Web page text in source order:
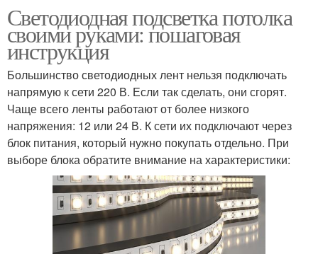
Светодиодная подсветка потолка
своими руками: пошаговая
инструкция
Большинство светодиодных лент нельзя подключать
напрямую к сети 220 В. Если так сделать, они сгорят.
Чаще всего ленты работают от более низкого
напряжения: 12 или 24 В. К сети их подключают через
блок питания, который нужно покупать отдельно. При
выборе блока обратите внимание на характеристики: